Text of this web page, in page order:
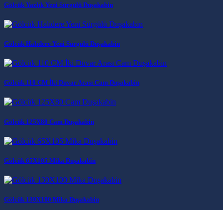
Gölcük Yazlık Yeni Sürgülü Duşakabin
Gölcük Halıdere Yeni Sürgülü Duşakabin
Gölcük 110 CM İki Duvar Arası Cam Duşakabin
Gölcük 125X80 Cam Duşakabin
Gölcük 65X105 Mika Duşakabin
Gölcük 130X100 Mika Duşakabin